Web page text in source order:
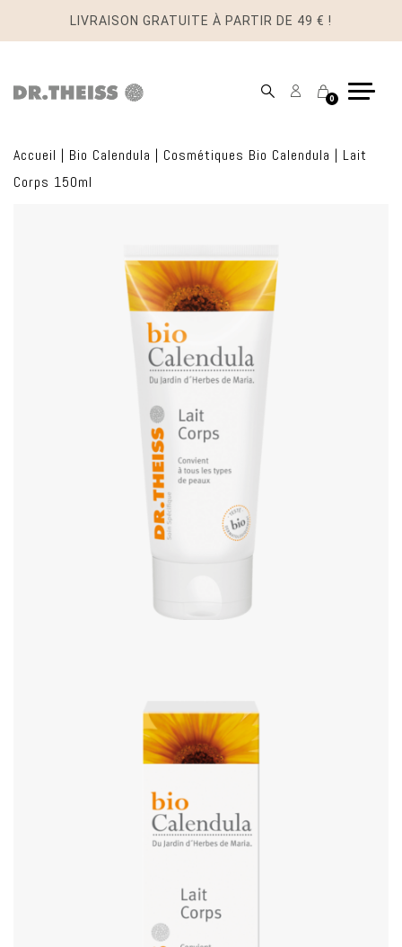
LIVRAISON GRATUITE À PARTIR DE 49 € !
MonPanier
0
Accueil | Bio Calendula | Cosmétiques Bio Calendula | Lait
Corps 150ml